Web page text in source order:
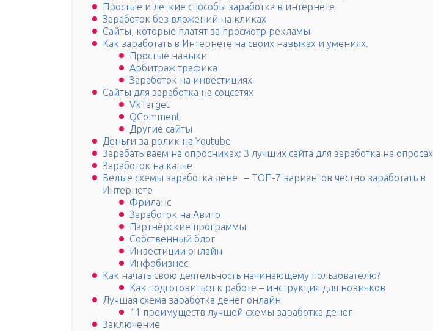
Простые и легкие способы заработка в интернете
Заработок без вложений на кликах
Сайты, которые платят за просмотр рекламы
Как заработать в Интернете на своих навыках и умениях.
Простые навыки
Арбитраж трафика
Заработок на инвестициях
Сайты для заработка на соцсетях
VkTarget
QComment
Другие сайты
Деньги за ролик на Youtube
Зарабатываем на опросниках: 3 лучших сайта для заработка на опросах
Заработок на капче
Белые схемы заработка денег – ТОП-7 вариантов честно заработать в
Интернете
Фриланс
Заработок на Авито
Партнёрские программы
Собственный блог
Инвестиции онлайн
Инфобизнес
Как начать свою деятельность начинающему пользователю?
Как подготовиться к работе – инструкция для новичков
Лучшая схема заработка денег онлайн
11 преимуществ лучшей схемы заработка денег
Заключение